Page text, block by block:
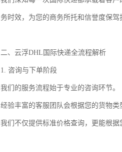
务时效，为您的商务所托和信誉度保驾
二、云浮DHL国际快递全流程解析
1. 咨询与下单阶段
我们的服务流程始于专业的咨询环节。
经验丰富的客服团队会根据您的货物
我们不仅提供标准价格查询，更能根